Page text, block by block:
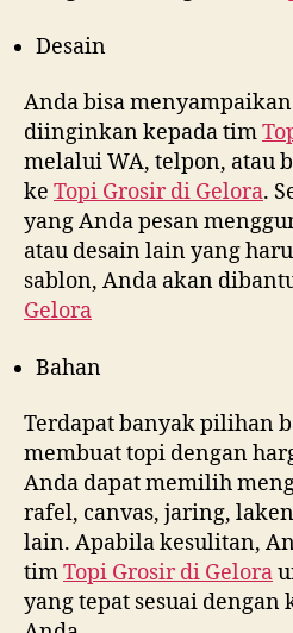
Desain
Anda bisa
diinginkan kepada tim
melalui WA, telpon, atau
ke Topi Grosir di Gelora.
yang Anda pesan
atau desain lain yang
sablon, Anda akan
Gelora
Bahan
Terdapat banyak pilihan
membuat topi dengan
Anda dapat memilih
rafel, canvas, jaring,
lain. Apabila kesulitan,
timTopi Grosir di Gelora
yang tepat sesuai